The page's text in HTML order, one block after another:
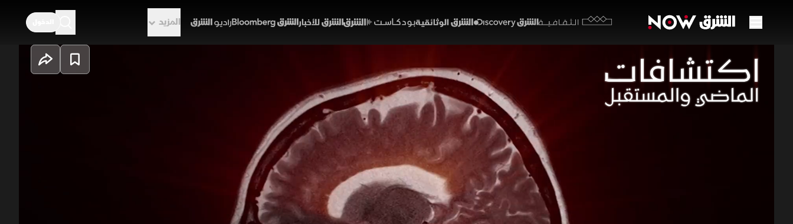
الثقافية
المزيد
الانقراضات الكبرى
اكتشافات الماضي والمستقبل الحلقة 2
تستعرض هذه الحلقة تاريخ كوكب الأرض من خلال أبرز أحداث الانقراض الجماعي التي غيرت مسار الحياة
وأسهمت في تشكيل النظم البيئية والكائنات الحية عبر ملايين السنين. كما تنتقل إلى الواقع الحالي لتناقش
آراء عدد من العلماء الذين يحذرون من أن العالم قد يكون في بداية انقراض كبير جديد، تقوده تداعيات الاحتباس
الحراري.
برامج العلوم والهندسة ديسكفري